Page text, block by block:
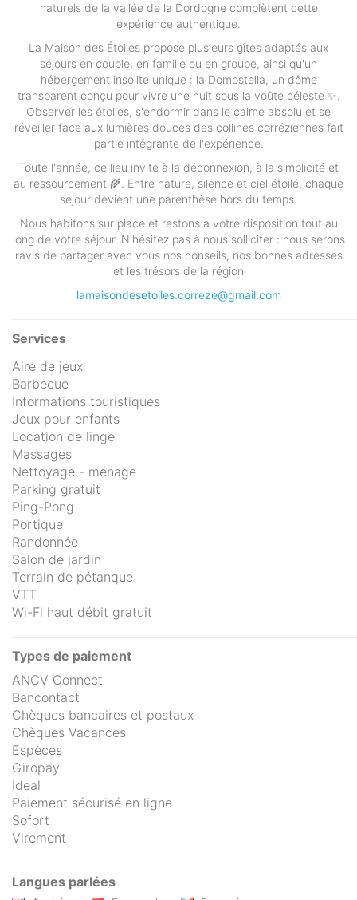
naturels de la vallée de la Dordogne complètent cette
expérience authentique.
La Maison des Étoiles propose plusieurs gîtes adaptés aux
séjours en couple, en famille ou en groupe, ainsi qu'un
hébergement insolite unique : la Domostella, un dôme
transparent conçu pour vivre une nuit sous la voûte céleste ✨.
Observer les étoiles, s'endormir dans le calme absolu et se
réveiller face aux lumières douces des collines corréziennes fait
partie intégrante de l'expérience.
Toute l'année, ce lieu invite à la déconnexion, à la simplicité et
au ressourcement 🌾. Entre nature, silence et ciel étoilé, chaque
séjour devient une parenthèse hors du temps.
Nous habitons sur place et restons à votre disposition tout au
long de votre séjour. N'hésitez pas à nous solliciter : nous serons
ravis de partager avec vous nos conseils, nos bonnes adresses
et les trésors de la région
lamaisondesetoiles.correze@gmail.com
Services
Aire de jeux
Barbecue
Informations touristiques
Jeux pour enfants
Location de linge
Massages
Nettoyage - ménage
Parking gratuit
Ping-Pong
Portique
Randonnée
Salon de jardin
Terrain de pétanque
VTT
Wi-Fi haut débit gratuit
Types de paiement
ANCV Connect
Bancontact
Chèques bancaires et postaux
Chèques Vacances
Espèces
Giropay
Ideal
Paiement sécurisé en ligne
Sofort
Virement
Langues parlées